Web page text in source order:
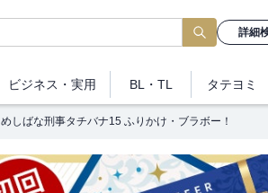
詳細
ビジネス ・実用 BL・TL タテヨミ
めしばな刑事タチバナ15 ふりかけ・ブラボー！